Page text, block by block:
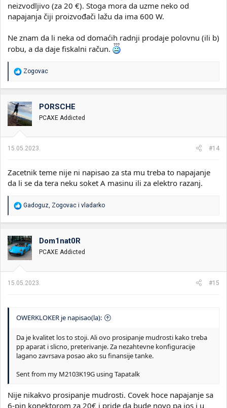
neizvodljivo (za 20 €). Stoga mora da uzme neko od
napajanja čiji proizvođači lažu da ima 600 W.
Ne znam da li neka od domaćih radnji prodaje polovnu (ili b)
robu, a da daje fiskalni račun.
R
a
o
v
a
n
:
Zogovac
PORSCHE
PCAXE Addicted
15.05.2023. #14
Zacetnik teme nije ni napisao za sta mu treba to napajanje
da li se da tera neku soket A masinu ili za elektro razanj.
R
a
o
v
a
n
:
Gadoguz, Zogovac i vladarko
Dom1nat0R
PCAXE Addicted
15.05.2023. #15
OWERKLOKER je napisao(la):
Da je kvalitet los to stoji. Ali ovo prosipanje mudrosti kako treba
pp aparat i slicno, preterivanje. Za nezahtevne konfiguracije
lagano zavrsava posao ako su finansije tanke.
Sent from my M2103K19G using Tapatalk
Nije nikakvo prosipanje mudrosti. Covek hoce napajanje sa
6-pin konektorom za 20€ i pride da bude novo pa jos i u